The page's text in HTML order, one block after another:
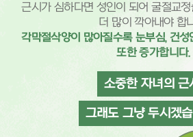
근시가 심하다면 성인이 되어 굴절교
더 많이 깍아내야 합
각막절삭양이 많아질수록 눈부심, 건성
또한 증가합니다.
소중한 자녀의 근
그래도 그냥 두시겠